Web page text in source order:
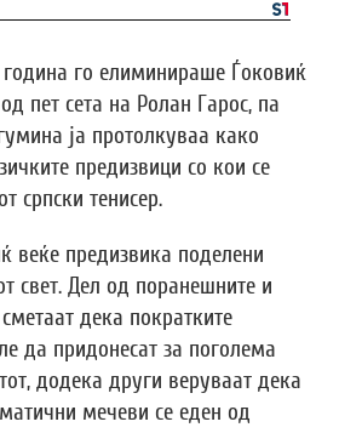
го елиминираше Ѓоковиќ
пет сета на Ролан Гарос, па
ја протолкуваа како
предизвици со кои се
српски тенисер.
веќе предизвика поделени
свет. Дел од поранешните и
дека пократките
да придонесат за поголема
додека други веруваат дека
мечеви се еден од